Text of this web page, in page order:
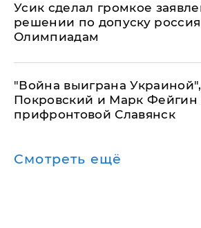
Усик сделал громкое
решении по допуску
Олимпиадам
"Война выиграна
Покровский и Марк Фейгин
прифронтовой Славянск
Смотреть ещё